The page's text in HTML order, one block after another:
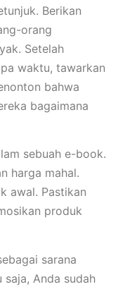
Berikan
orang
Setelah
waktu, tawarkan
bahwa
bagaimana
sebuah e-book.
harga mahal.
awal. Pastikan
produk
sarana
Anda sudah